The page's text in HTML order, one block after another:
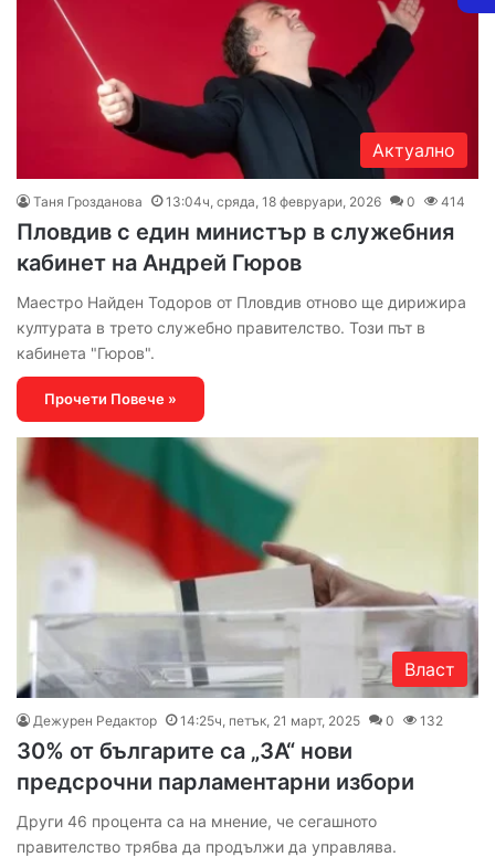
Актуално
Таня Грозданова 13:04ч, сряда, 18 февруари, 2026 0 414
Пловдив с един министър в служебния
кабинет на Андрей Гюров
Маестро Найден Тодоров от Пловдив отново ще дирижира
културата в трето служебно правителство. Този път в
кабинета "Гюров".
Прочети Повече »
Власт
Дежурен Редактор 14:25ч, петък, 21 март, 2025 0 132
30% от българите са „ЗА“ нови
предсрочни парламентарни избори
Други 46 процента са на мнение, че сегашното
правителство трябва да продължи да управлява.